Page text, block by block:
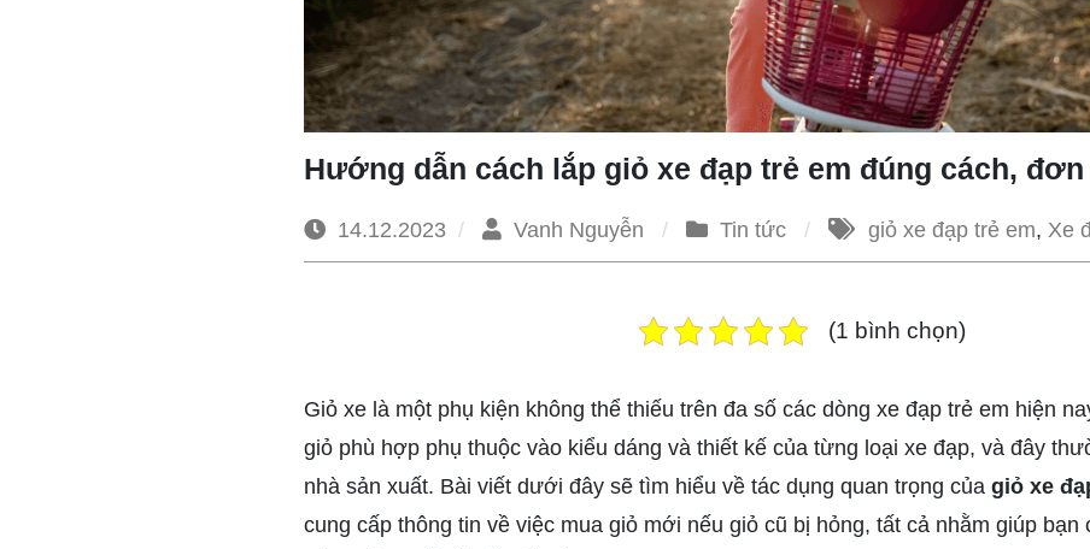
Hướng dẫn cách lắp giỏ xe đạp trẻ em đúng cách, đơn
14.12.2023 Vanh Nguyễn Tin tức giỏ xe đạp trẻ em, Xe
(1 bình chọn)
Giỏ xe là một phụ kiện không thể thiếu trên đa số các dòng xe đạp trẻ em hiện
giỏ phù hợp phụ thuộc vào kiểu dáng và thiết kế của từng loại xe đạp, và đây
nhà sản xuất. Bài viết dưới đây sẽ tìm hiểu về tác dụng quan trọng của giỏ xe
cung cấp thông tin về việc mua giỏ mới nếu giỏ cũ bị hỏng, tất cả nhằm giúp bạn